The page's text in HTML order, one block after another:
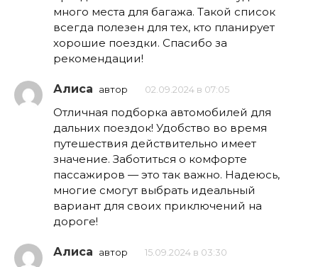
много места для багажа. Такой список
всегда полезен для тех, кто планирует
хорошие поездки. Спасибо за
рекомендации!
Алиса автор 02.09.2024 в 07:05
Отличная подборка автомобилей для
дальних поездок! Удобство во время
путешествия действительно имеет
значение. Заботиться о комфорте
пассажиров — это так важно. Надеюсь,
многие смогут выбрать идеальный
вариант для своих приключений на
дороге!
Алиса автор 15.09.2024 в 03:30